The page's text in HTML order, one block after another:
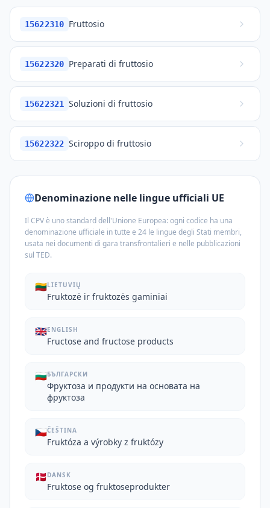
15622310 Fruttosio
15622320 Preparati di fruttosio
15622321 Soluzioni di fruttosio
15622322 Sciroppo di fruttosio
Denominazione nelle lingue ufficiali UE
Il CPV è uno standard dell'Unione Europea: ogni codice ha una
denominazione ufficiale in tutte e 24 le lingue degli Stati membri,
usata nei documenti di gara transfrontalieri e nelle pubblicazioni
sul TED.
🇱🇹LIETUVIŲ
Fruktozė ir fruktozės gaminiai
🇬🇧ENGLISH
Fructose and fructose products
🇧🇬БЪЛГАРСКИ
Фруктоза и продукти на основата на
фруктоза
🇨🇿ČEŠTINA
Fruktóza a výrobky z fruktózy
🇩🇰 DANSK
Fruktose og fruktoseprodukter